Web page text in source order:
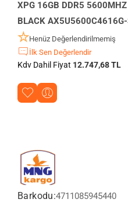
XPG 16GB DDR5
BLACK
Henüz Değerlendirilmemiş
İlk Sen Değerlendir
Kdv Dahil Fiyat 12.747,68 TL
Barkodu:4711085945440